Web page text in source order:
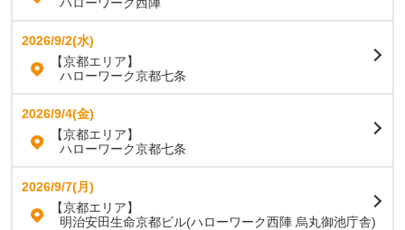
2026/9/2(水)
【京都エリア】
ハローワーク京都七条
2026/9/4(金)
【京都エリア】
ハローワーク京都七条
2026/9/7(月)
【京都エリア】
明治安田生命京都ビル(ハローワーク西陣 烏丸御池庁舎)